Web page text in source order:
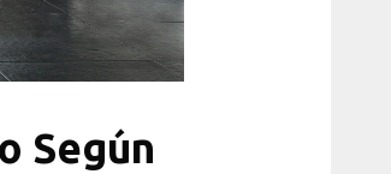
Según